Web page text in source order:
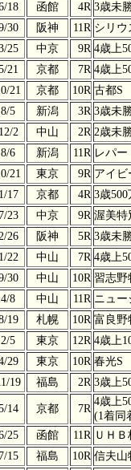
18 函館 4R 3歳未
30 阪神 11R シリウ
25 中京 9R 4歳上
21 京都 7R 4歳上
21 京都 10R 古都S
8/5 新潟 3R 3歳未
12/2 中山 2R 2歳未
8/6 新潟 11R レパー
21 東京 9R アイビ
1/17 京都 4R 3歳500
7/23 中京 9R 渥美特
26 阪神 5R 3歳未
1/22 中山 7R 4歳上
30 中山 10R 習志野
4/8 中山 11R ニュー
19 札幌 10R 富良野
2/5 東京 12R 4歳上
29 東京 10R 春光S
19 福島 2R 3歳上
14 京都 7R
4歳上
(1着同
25 函館 11R ＵＨＢ
7/15 福島 10R 信夫山